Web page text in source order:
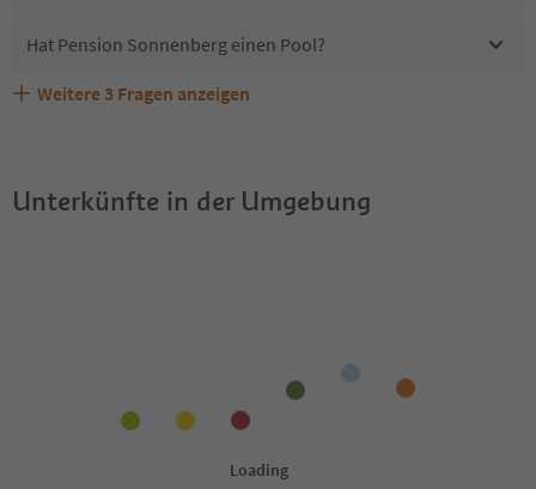
Hat Pension Sonnenberg einen Pool?
Sind Haustiere in der Unterkunft Pension Sonnenberg
Welche Services bietet Pension Sonnenberg?
Erhalten die Gäste von Pension Sonnenberg einen
Weitere 3 Fragen anzeigen
Unterkünfte in der Umgebung